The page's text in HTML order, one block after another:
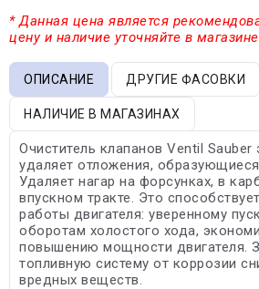
* Данная цена является
цену и наличие уточняйте в магазине.
ОПИСАНИЕ ДРУГИЕ ФАСОВКИ
НАЛИЧИЕ В МАГАЗИНАХ
Очиститель клапанов Ventil
удаляет отложения, образующиеся
Удаляет нагар на форсунках, в
впускном тракте. Это
работы двигателя: уверенному
оборотам холостого хода,
повышению мощности двигателя.
топливную систему от коррозии
вредных веществ.